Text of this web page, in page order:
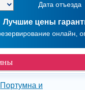
Дата отъезда
Лучшие цены
онлайн,
Портумна и